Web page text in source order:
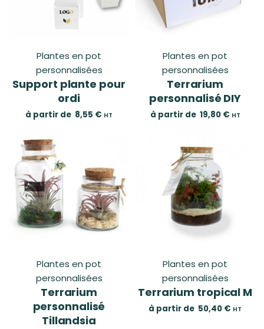
Plantes en pot
personnalisées
Support plante pour
ordi
à partir de 8,55 € HT
Plantes en pot
personnalisées
Terrarium
personnalisé DIY
à partir de 19,80 € HT
Plantes en pot
personnalisées
Terrarium
personnalisé
Tillandsia
Plantes en pot
personnalisées
Terrarium tropical M
à partir de 50,40 € HT